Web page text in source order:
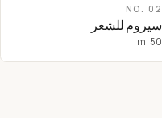
NO. 02
سيروم للشعر
50 ml